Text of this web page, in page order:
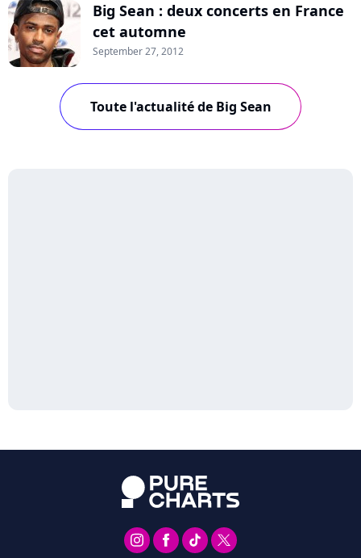
Big Sean : deux concerts en France
cet automne
September 27, 2012
Toute l'actualité de Big Sean